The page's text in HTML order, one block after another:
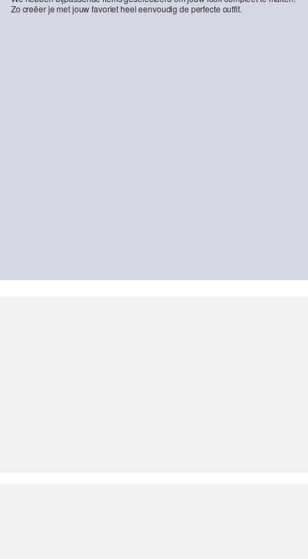
Zo creëer je met jouw favoriet heel eenvoudig de perfecte outfit.